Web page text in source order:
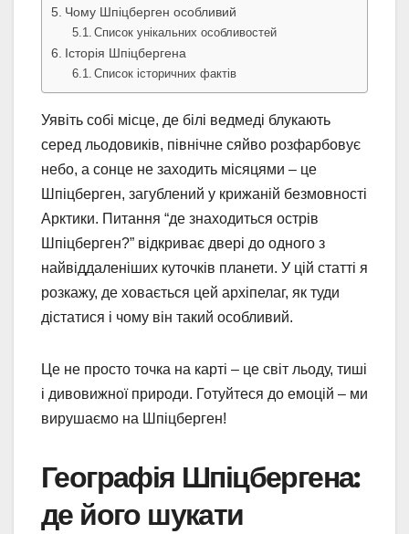
Чому Шпіцберген особливий
Список унікальних особливостей
Історія Шпіцбергена
Список історичних фактів
Уявіть собі місце, де білі ведмеді блукають
серед льодовиків, північне сяйво розфарбовує
небо, а сонце не заходить місяцями – це
Шпіцберген, загублений у крижаній безмовності
Арктики. Питання “де знаходиться острів
Шпіцберген?” відкриває двері до одного з
найвіддаленіших куточків планети. У цій статті я
розкажу, де ховається цей архіпелаг, як туди
дістатися і чому він такий особливий.
Це не просто точка на карті – це світ льоду, тиші
і дивовижної природи. Готуйтеся до емоцій – ми
вирушаємо на Шпіцберген!
Географія Шпіцбергена:
де його шукати